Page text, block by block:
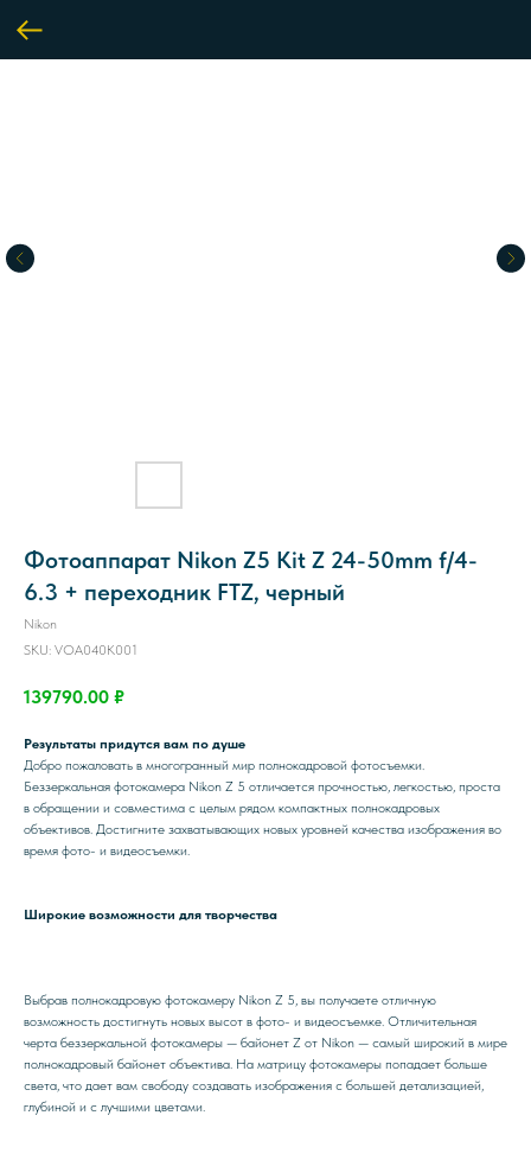
Фотоаппарат Nikon Z5 Kit Z 24-50mm f/4-
6.3 + переходник FTZ, черный
Nikon
SKU: VOA040K001
139790.00 ₽
Результаты придутся вам по душе
Добро пожаловать в многогранный мир полнокадровой фотосъемки.
Беззеркальная фотокамера Nikon Z 5 отличается прочностью, легкостью, проста
в обращении и совместима с целым рядом компактных полнокадровых
объективов. Достигните захватывающих новых уровней качества изображения во
время фото- и видеосъемки.
Широкие возможности для творчества
Выбрав полнокадровую фотокамеру Nikon Z 5, вы получаете отличную
возможность достигнуть новых высот в фото- и видеосъемке. Отличительная
черта беззеркальной фотокамеры — байонет Z от Nikon — самый широкий в мире
полнокадровый байонет объектива. На матрицу фотокамеры попадает больше
света, что дает вам свободу создавать изображения с большей детализацией,
глубиной и с лучшими цветами.